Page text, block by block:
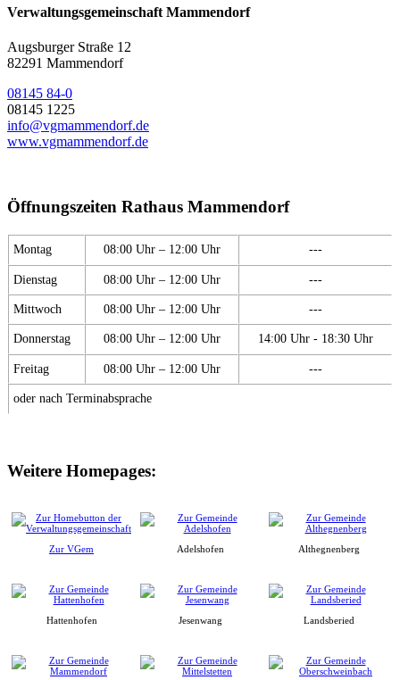
Verwaltungsgemeinschaft Mammendorf
Augsburger Straße 12
82291 Mammendorf
08145 84-0
08145 1225
info@vgmammendorf.de
www.vgmammendorf.de
Öffnungszeiten Rathaus Mammendorf
Montag 08:00 Uhr – 12:00 Uhr ---
Dienstag 08:00 Uhr – 12:00 Uhr ---
Mittwoch 08:00 Uhr – 12:00 Uhr ---
Donnerstag 08:00 Uhr – 12:00 Uhr 14:00 Uhr - 18:30 Uhr
Freitag 08:00 Uhr – 12:00 Uhr ---
oder nach Terminabsprache
Weitere Homepages:
Zur VGem Adelshofen Althegnenberg
Hattenhofen Jesenwang Landsberied